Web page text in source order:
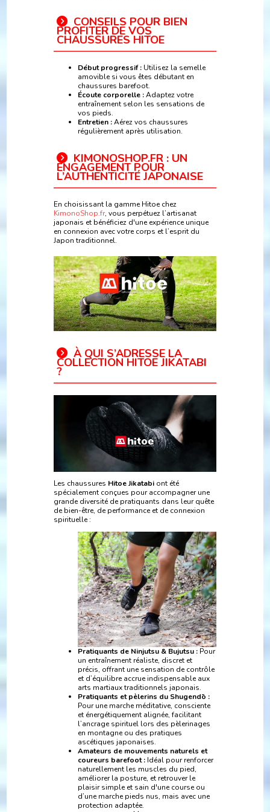
CONSEILS POUR BIEN
PROFITER DE VOS
CHAUSSURES HITOE
Début progressif : Utilisez la semelle
amovible si vous êtes débutant en
chaussures barefoot.
Écoute corporelle :Adaptez votre
entraînement selon les sensations de
vos pieds.
Entretien :Aérez vos chaussures
régulièrement après utilisation.
KIMONOSHOP.FR : UN
ENGAGEMENT POUR
L’AUTHENTICITÉ JAPONAISE
En choisissant la gamme Hitoe chez
KimonoShop.fr, vous perpétuez l’artisanat
japonais et bénéficiez d'une expérience unique
en connexion avec votre corps et l’esprit du
Japon traditionnel.
À QUI S’ADRESSE LA
COLLECTION HITOE JIKATABI
?
Les chaussures Hitoe Jikatabi ont été
spécialement conçues pour accompagner une
grande diversité de pratiquants dans leur quête
de bien-être, de performance et de connexion
spirituelle :
Pratiquants de Ninjutsu & Bujutsu : Pour
un entraînement réaliste, discret et
précis, offrant une sensation de contrôle
et d’équilibre accrue indispensable aux
arts martiaux traditionnels japonais.
Pratiquants et pèlerins du Shugendō :
Pour une marche méditative, consciente
et énergétiquement alignée, facilitant
l’ancrage spirituel lors des pèlerinages
en montagne ou des pratiques
ascétiques japonaises.
Amateurs de mouvements naturels et
coureurs barefoot : Idéal pour renforcer
naturellement les muscles du pied,
améliorer la posture, et retrouver le
plaisir simple et sain d'une course ou
d’une marche pieds nus, mais avec une
protection adaptée.